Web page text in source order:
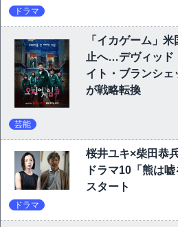
ドラマ
「イカゲーム」
止へ…デヴィッド
イト・ブランシ
が戦略転換
芸能
桜井ユキ×柴田恭
ドラマ10「熊は
スタート
ドラマ